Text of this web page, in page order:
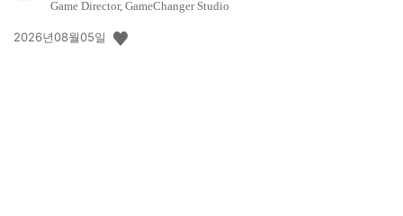
Game Director, GameChanger Studio
공
2026년08월05일